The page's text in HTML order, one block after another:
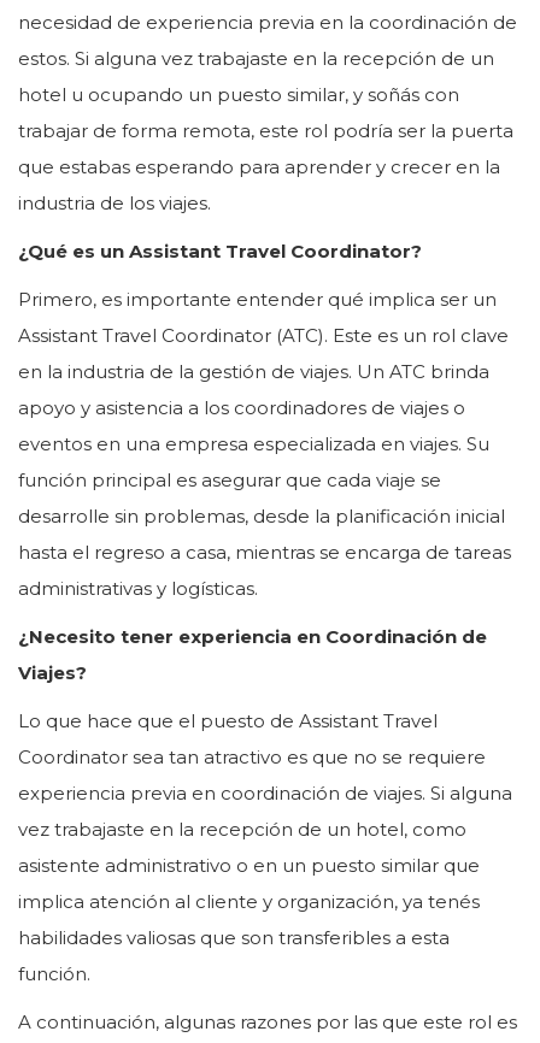
necesidad de experiencia previa en la coordinación de
estos. Si alguna vez trabajaste en la recepción de un
hotel u ocupando un puesto similar, y soñás con
trabajar de forma remota, este rol podría ser la puerta
que estabas esperando para aprender y crecer en la
industria de los viajes.
¿Qué es un Assistant Travel Coordinator?
Primero, es importante entender qué implica ser un
Assistant Travel Coordinator (ATC). Este es un rol clave
en la industria de la gestión de viajes. Un ATC brinda
apoyo y asistencia a los coordinadores de viajes o
eventos en una empresa especializada en viajes. Su
función principal es asegurar que cada viaje se
desarrolle sin problemas, desde la planificación inicial
hasta el regreso a casa, mientras se encarga de tareas
administrativas y logísticas.
¿Necesito tener experiencia en Coordinación de
Viajes?
Lo que hace que el puesto de Assistant Travel
Coordinator sea tan atractivo es que no se requiere
experiencia previa en coordinación de viajes. Si alguna
vez trabajaste en la recepción de un hotel, como
asistente administrativo o en un puesto similar que
implica atención al cliente y organización, ya tenés
habilidades valiosas que son transferibles a esta
función.
A continuación, algunas razones por las que este rol es